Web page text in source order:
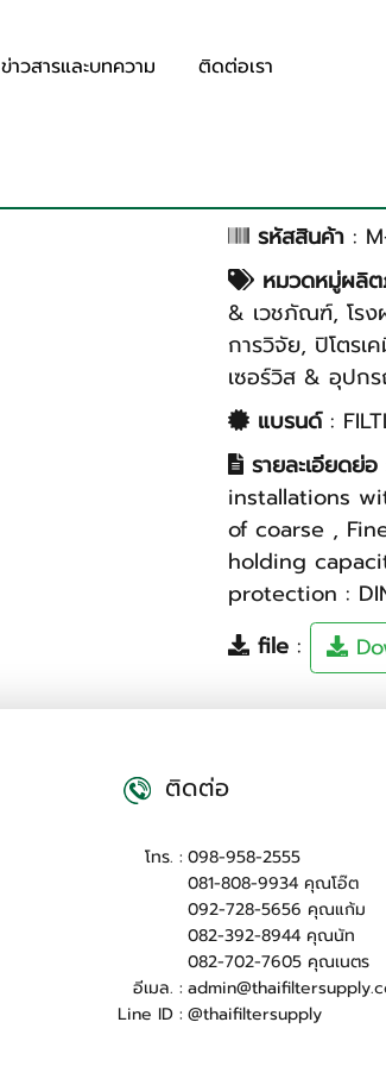
ข่าวสารและบทความ ติดต่อเรา
รหัสสินค้า :
หมวดหมู่ผลิ
& เวชภัณฑ์, โร
การวิจัย, ปิโตรเ
เซอร์วิส & อุปก
แบรนด์ :
รายละเอียดย่อ
installations
of coarse ,
holding
protection :
file:
ติดต่อ
โทร. : 098-958-2555
081-808-9934 คุณโอ๊ต
092-728-5656 คุณแก้ม
082-392-8944 คุณนัท
082-702-7605 คุณเนตร
อีเมล. :
Line ID : @thaifiltersupply